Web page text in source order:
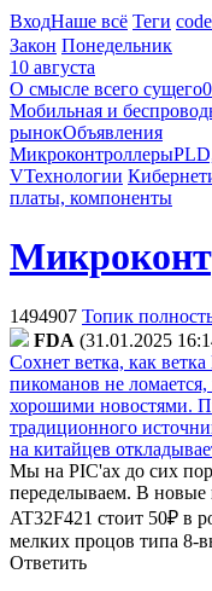
ВходНаше всё Теги
Закон Понедельник
10 августа
О смысле всего сущего
Мобильная и
рынокОбъявления
Микроконтроллеры
VТехнологии
платы, компоненты
1494907 Топик
FDA (31.01.2025
Сохнет ветка, как
пикоманов не
хорошими новостями.
традиционного
на китайцев
Мы на PIC'ах до сих
переделываем. В
AT32F421 стоит 50₽ в
мелких процов типа 8-
Ответить